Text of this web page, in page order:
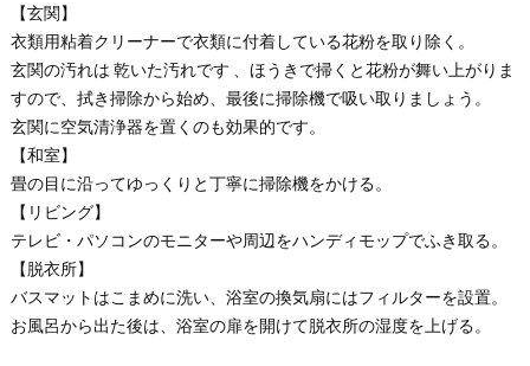
【玄関】
衣類用粘着クリーナーで衣類に付着している花粉を取り除く。
玄関の汚れは 乾いた汚れです 、ほうきで掃くと花粉が舞い上がりま
すので、拭き掃除から始め、最後に掃除機で吸い取りましょう。
玄関に空気清浄器を置くのも効果的です。
【和室】
畳の目に沿ってゆっくりと丁寧に掃除機をかける。
【リビング】
テレビ・パソコンのモニターや周辺をハンディモップでふき取る。
【脱衣所】
バスマットはこまめに洗い、浴室の換気扇にはフィルターを設置。
お風呂から出た後は、浴室の扉を開けて脱衣所の湿度を上げる。